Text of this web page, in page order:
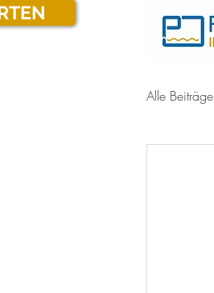
Alle Beiträge